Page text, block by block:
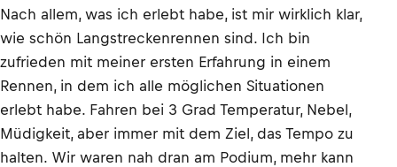
Nach allem, was ich erlebt habe, ist mir wirklich klar,
wie schön Langstreckenrennen sind. Ich bin
zufrieden mit meiner ersten Erfahrung in einem
Rennen, in dem ich alle möglichen Situationen
erlebt habe. Fahren bei 3 Grad Temperatur, Nebel,
Müdigkeit, aber immer mit dem Ziel, das Tempo zu
halten. Wir waren nah dran am Podium, mehr kann